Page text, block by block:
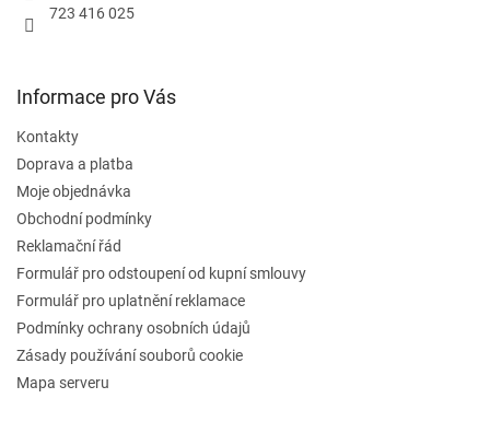
723 416 025
Informace pro Vás
Kontakty
Doprava a platba
Moje objednávka
Obchodní podmínky
Reklamační řád
Formulář pro odstoupení od kupní smlouvy
Formulář pro uplatnění reklamace
Podmínky ochrany osobních údajů
Zásady používání souborů cookie
Mapa serveru